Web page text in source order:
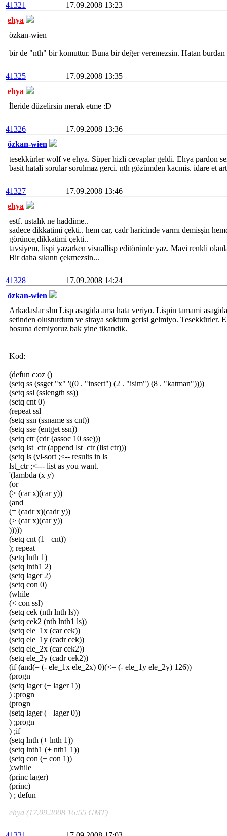
41321
17.09.2008 13:23
ehya
özkan-wien
bir de "nth" bir komuttur. Buna bir değer veremezsin. Hatan burdan
41325
17.09.2008 13:35
ehya
İleride düzelirsin merak etme :D
41326
17.09.2008 13:36
özkan-wien
tesekkürler wolf ve ehya. Süper hizli cevaplar geldi. Ehya pardon
basit hatali sorular sorulmaz gerci. nth gözümden kacmis. idare et
41327
17.09.2008 13:46
ehya
estf. ustalık ne haddime..
sadece dikkatimi çekti.. hem car, cadr haricinde varmı demisşin
görünce,dikkatimi çekti..
tavsiyem, lispi yazarken visuallisp editöründe yaz. Mavi renkli
Bir daha sıkıntı çekmezsin...
41328
17.09.2008 14:24
özkan-wien
Arkadaslar slm Lisp asagida ama hata veriyo. Lispin tamami
setinden olusturdum ve siraya soktum gerisi gelmiyo. Tesekkürler.
bosuna demiyoruz bak yine tikandik.
Kod:
(defun c:oz ()
(setq ss (ssget "x" '((0 . "insert") (2 . "isim") (8 . "katman"))))
(setq ssl (sslength ss))
(setq cnt 0)
(repeat ssl
(setq ssn (ssname ss cnt))
(setq sse (entget ssn))
(setq ctr (cdr (assoc 10 sse)))
(setq lst_ctr (append lst_ctr (list ctr)))
(setq ls (vl-sort ;<-- results in ls
lst_ctr ;<--- list as you want.
'(lambda (x y)
(or
(> (car x)(car y))
(and
(= (cadr x)(cadr y))
(> (car x)(car y))
)))))
(setq cnt (1+ cnt))
); repeat
(setq lnth 1)
(setq lnth1 2)
(setq lager 2)
(setq con 0)
(while
(< con ssl)
(setq cek (nth lnth ls))
(setq cek2 (nth lnth1 ls))
(setq ele_1x (car cek))
(setq ele_1y (cadr cek))
(setq ele_2x (car cek2))
(setq ele_2y (cadr cek2))
(if (and(= (- ele_1x ele_2x) 0)(<= (- ele_1y ele_2y) 126))
(progn
(setq lager (+ lager 1))
) ;progn
(progn
(setq lager (+ lager 0))
) ;progn
) ;if
(setq lnth (+ lnth 1))
(setq lnth1 (+ nth1 1))
(setq con (+ con 1))
);while
(princ lager)
(princ)
) ; defun
ehya (17.09.2008 16:55 GMT)